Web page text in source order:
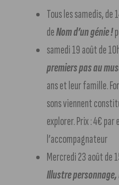
Tous les samedis, de
deNom d’un génie !
samedi 19 août de
premiers pas au
ans et leur famille.
sons viennent
explorer. Prix : 4€
l’accompagnateur
Mercredi 23 août de
Illustre